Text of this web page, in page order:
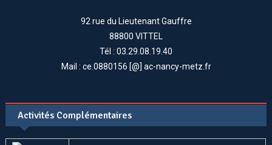
92 rue du Lieutenant Gauffre
88800 VITTEL
Tél : 03.29.08.19.40
Mail : ce.0880156 [@] ac-nancy-metz.fr
Activités Complémentaires